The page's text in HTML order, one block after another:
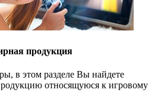
продукция
в этом разделе Вы найдете
относящуюся к игровому